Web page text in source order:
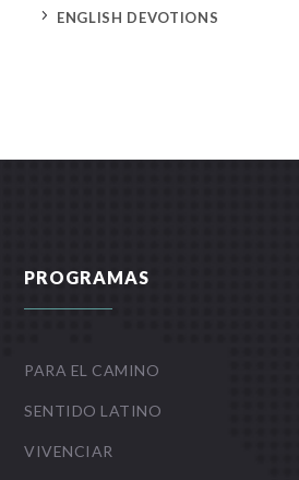
5 ENGLISH DEVOTIONS
PROGRAMAS
PARA EL CAMINO
SENTIDO LATINO
VIVENCIAR